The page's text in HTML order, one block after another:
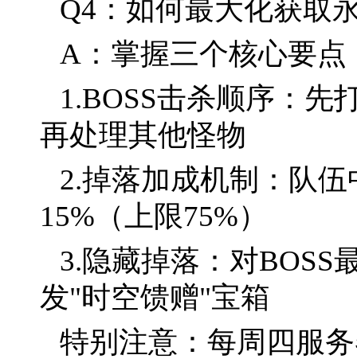
Q4：如何最大化获取
A：掌握三个核心要点
1.BOSS击杀顺序：先
再处理其他怪物
2.掉落加成机制：队
15%（上限75%）
3.隐藏掉落：对BOSS
发"时空馈赠"宝箱
特别注意：每周四服